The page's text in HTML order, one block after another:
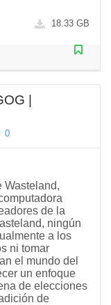
18.33 GB
|
0
Wasteland,
de la
ningún
a los
ni tomar
el mundo del
un enfoque
de elecciones
de